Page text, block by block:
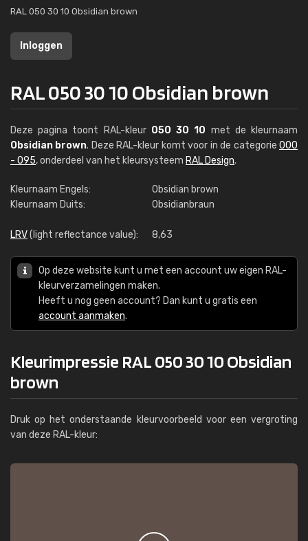
RAL 050 30 10 Obsidian brown
Inloggen
RAL 050 30 10 Obsidian brown
Deze pagina toont RAL-kleur 050 30 10 met de kleurnaam
Obsidian brown. Deze RAL-kleur komt voor in de categorie000
- 095, onderdeel van het kleursysteem RAL Design.
Kleurnaam Engels:
Obsidian brown
Kleurnaam Duits:
Obsidianbraun
LRV(light reflectance value): 8,63
Op deze website kunt u met een account uw eigen RAL-
kleurverzamelingen maken.
Heeft u nog geen account? Dan kunt u gratis een
account aanmaken.
Kleurimpressie RAL 050 30 10 Obsidian
brown
Druk op het onderstaande kleurvoorbeeld voor een vergroting
van deze RAL-kleur: